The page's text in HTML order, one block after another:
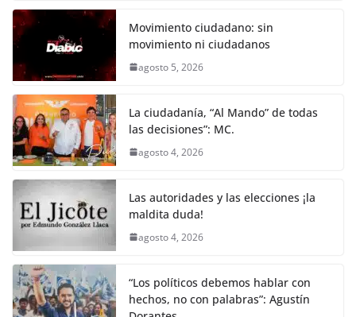
Movimiento ciudadano: sin
movimiento ni ciudadanos
agosto 5, 2026
La ciudadanía, “Al Mando” de todas
las decisiones”: MC.
agosto 4, 2026
Las autoridades y las elecciones ¡la
maldita duda!
agosto 4, 2026
“Los políticos debemos hablar con
hechos, no con palabras”: Agustín